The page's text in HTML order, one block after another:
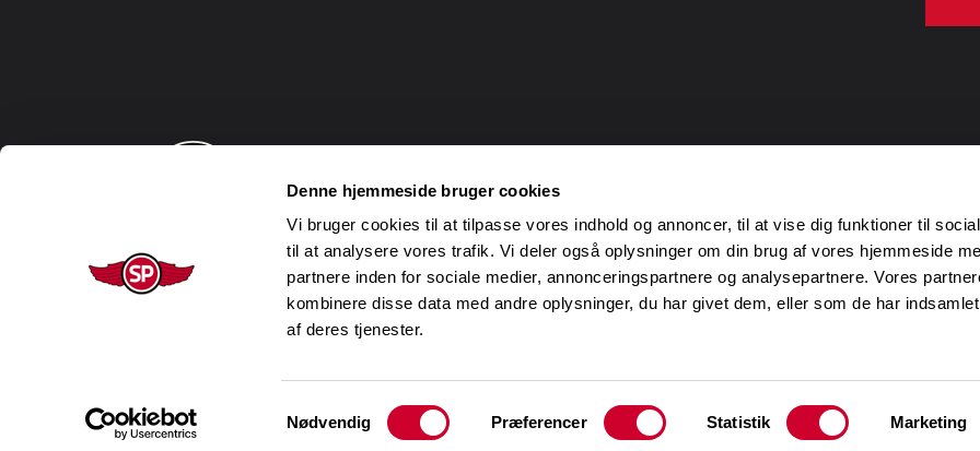
Denne hjemmeside bruger cookies
Vi bruger cookies til at tilpasse vores indhold og annoncer, til at vise dig funktioner til
til at analysere vores trafik. Vi deler også oplysninger om din brug af vores hjemmeside
partnere inden for sociale medier, annonceringspartnere og analysepartnere. Vores
kombinere disse data med andre oplysninger, du har givet dem, eller som de har
af deres tjenester.
Samtykkevalg
Nødvendig Præferencer Statistik Marketing
Udvalgt input,
SalgsPiloternes 7gode råd om salg
Hvad ersalg?
At sælge er athjælpe!
Boot Camp
Salg og